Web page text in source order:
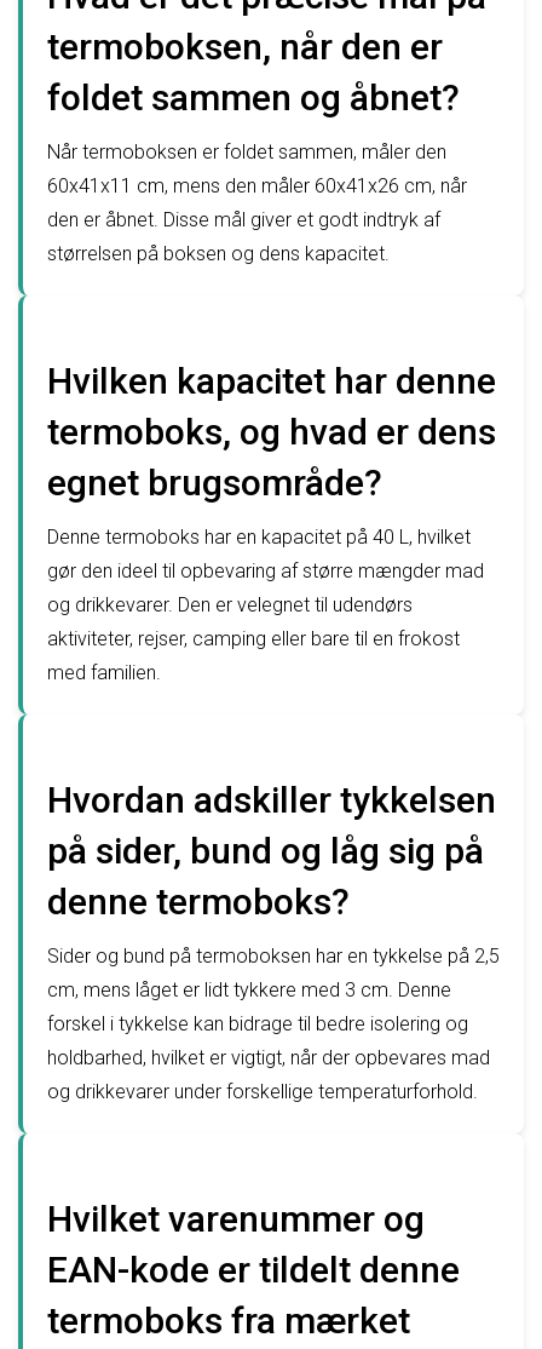
termoboksen, når den er
foldet sammen og åbnet?
Når termoboksen er foldet sammen, måler den
60x41x11 cm, mens den måler 60x41x26 cm, når
den er åbnet. Disse mål giver et godt indtryk af
størrelsen på boksen og dens kapacitet.
Hvilken kapacitet har denne
termoboks, og hvad er dens
egnet brugsområde?
Denne termoboks har en kapacitet på 40 L, hvilket
gør den ideel til opbevaring af større mængder mad
og drikkevarer. Den er velegnet til udendørs
aktiviteter, rejser, camping eller bare til en frokost
med familien.
Hvordan adskiller tykkelsen
på sider, bund og låg sig på
denne termoboks?
Sider og bund på termoboksen har en tykkelse på 2,5
cm, mens låget er lidt tykkere med 3 cm. Denne
forskel i tykkelse kan bidrage til bedre isolering og
holdbarhed, hvilket er vigtigt, når der opbevares mad
og drikkevarer under forskellige temperaturforhold.
Hvilket varenummer og
EAN-kode er tildelt denne
termoboks fra mærket